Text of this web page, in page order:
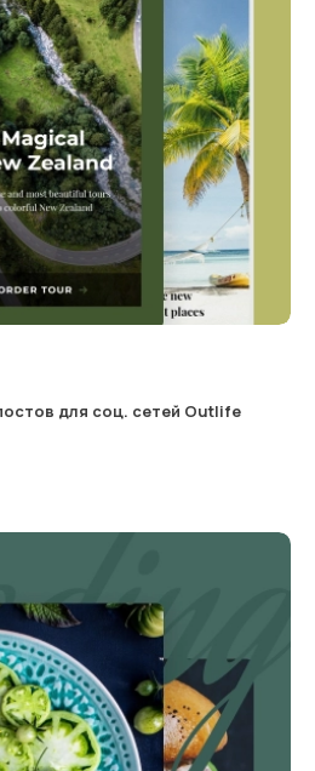
для соц. сетей Outlife